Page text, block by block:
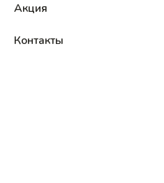
Акция
Контакты